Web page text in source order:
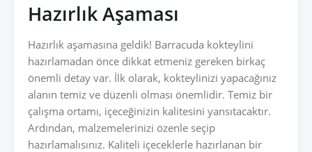
Hazırlık Aşaması
Hazırlık aşamasına geldik! Barracuda kokteylini
hazırlamadan önce dikkat etmeniz gereken birkaç
önemli detay var. İlk olarak, kokteylinizi yapacağınız
alanın temiz ve düzenli olması önemlidir. Temiz bir
çalışma ortamı, içeceğinizin kalitesini yansıtacaktır.
Ardından, malzemelerinizi özenle seçip
hazırlamalısınız. Kaliteli içeceklerle hazırlanan bir